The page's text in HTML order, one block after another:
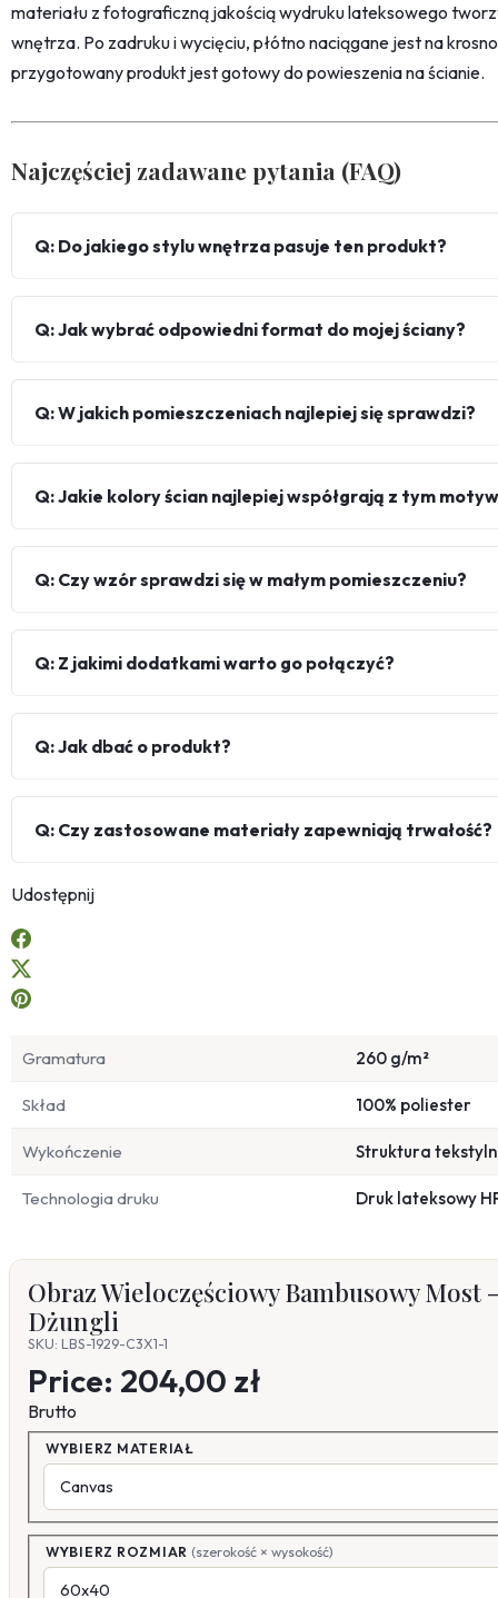
materiału z fotograficzną jakością wydruku lateksowego
wnętrza. Po zadruku i wycięciu, płótno naciągane jest na
przygotowany produkt jest gotowy do powieszenia na ścianie.
Najczęściej zadawane pytania (FAQ)
Q: Do jakiego stylu wnętrza pasuje ten produkt?
Q: Jak wybrać odpowiedni format do mojej ściany?
Q: W jakich pomieszczeniach najlepiej się sprawdzi?
Q: Jakie kolory ścian najlepiej współgrają z tym
Q: Czy wzór sprawdzi się w małym pomieszczeniu?
Q: Z jakimi dodatkami warto go połączyć?
Q: Jak dbać o produkt?
Q: Czy zastosowane materiały zapewniają trwałość?
Udostępnij
Gramatura 260 g/m²
Skład 100% poliester
Wykończenie Struktura
Technologia druku Druk lateksowy
Obraz Wieloczęściowy Bambusowy
Dżungli
SKU: LBS-1929-C3X1-1
Price: 204,00 zł
Brutto
WYBIERZ MATERIAŁ
WYBIERZ ROZMIAR (szerokość × wysokość)